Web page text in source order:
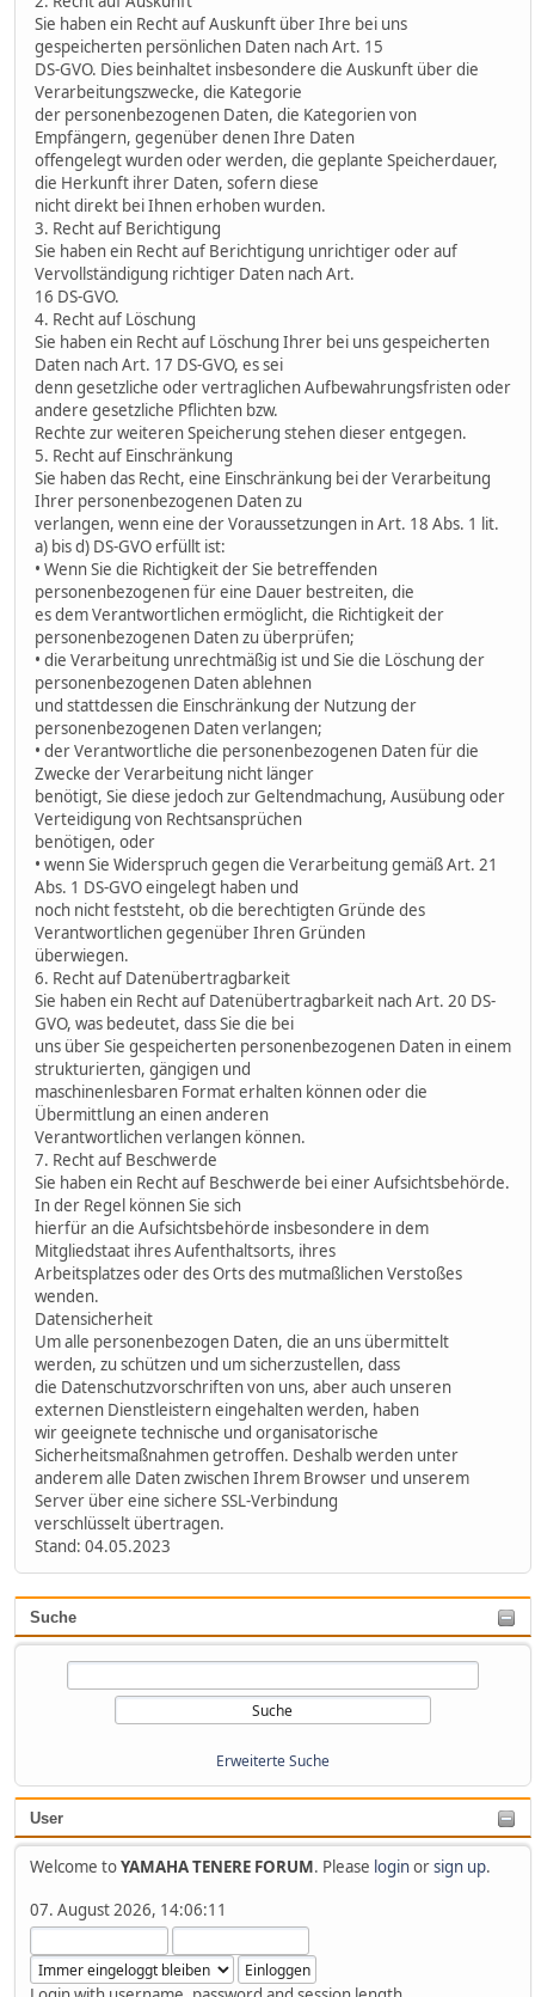
Suche
Erweiterte Suche
User
Welcome toYAMAHA TENERE FORUM. Please loginorsign up.
07. August 2026, 14:06:11
Sie haben ein Recht auf Auskunft über Ihre bei uns
gespeicherten persönlichen Daten nach Art. 15
DS-GVO. Dies beinhaltet insbesondere die Auskunft über die
Verarbeitungszwecke, die Kategorie
der personenbezogenen Daten, die Kategorien von
Empfängern, gegenüber denen Ihre Daten
offengelegt wurden oder werden, die geplante Speicherdauer,
die Herkunft ihrer Daten, sofern diese
nicht direkt bei Ihnen erhoben wurden.
3. Recht auf Berichtigung
Sie haben ein Recht auf Berichtigung unrichtiger oder auf
Vervollständigung richtiger Daten nach Art.
16 DS-GVO.
4. Recht auf Löschung
Sie haben ein Recht auf Löschung Ihrer bei uns gespeicherten
Daten nach Art. 17 DS-GVO, es sei
denn gesetzliche oder vertraglichen Aufbewahrungsfristen oder
andere gesetzliche Pflichten bzw.
Rechte zur weiteren Speicherung stehen dieser entgegen.
5. Recht auf Einschränkung
Sie haben das Recht, eine Einschränkung bei der Verarbeitung
Ihrer personenbezogenen Daten zu
verlangen, wenn eine der Voraussetzungen in Art. 18 Abs. 1 lit.
a) bis d) DS-GVO erfüllt ist:
• Wenn Sie die Richtigkeit der Sie betreffenden
personenbezogenen für eine Dauer bestreiten, die
es dem Verantwortlichen ermöglicht, die Richtigkeit der
personenbezogenen Daten zu überprüfen;
• die Verarbeitung unrechtmäßig ist und Sie die Löschung der
personenbezogenen Daten ablehnen
und stattdessen die Einschränkung der Nutzung der
personenbezogenen Daten verlangen;
• der Verantwortliche die personenbezogenen Daten für die
Zwecke der Verarbeitung nicht länger
benötigt, Sie diese jedoch zur Geltendmachung, Ausübung oder
Verteidigung von Rechtsansprüchen
benötigen, oder
• wenn Sie Widerspruch gegen die Verarbeitung gemäß Art. 21
Abs. 1 DS-GVO eingelegt haben und
noch nicht feststeht, ob die berechtigten Gründe des
Verantwortlichen gegenüber Ihren Gründen
überwiegen.
6. Recht auf Datenübertragbarkeit
Sie haben ein Recht auf Datenübertragbarkeit nach Art. 20 DS-
GVO, was bedeutet, dass Sie die bei
uns über Sie gespeicherten personenbezogenen Daten in einem
strukturierten, gängigen und
maschinenlesbaren Format erhalten können oder die
Übermittlung an einen anderen
Verantwortlichen verlangen können.
7. Recht auf Beschwerde
Sie haben ein Recht auf Beschwerde bei einer Aufsichtsbehörde.
In der Regel können Sie sich
hierfür an die Aufsichtsbehörde insbesondere in dem
Mitgliedstaat ihres Aufenthaltsorts, ihres
Arbeitsplatzes oder des Orts des mutmaßlichen Verstoßes
wenden.
Datensicherheit
Um alle personenbezogen Daten, die an uns übermittelt
werden, zu schützen und um sicherzustellen, dass
die Datenschutzvorschriften von uns, aber auch unseren
externen Dienstleistern eingehalten werden, haben
wir geeignete technische und organisatorische
Sicherheitsmaßnahmen getroffen. Deshalb werden unter
anderem alle Daten zwischen Ihrem Browser und unserem
Server über eine sichere SSL-Verbindung
verschlüsselt übertragen.
Stand: 04.05.2023